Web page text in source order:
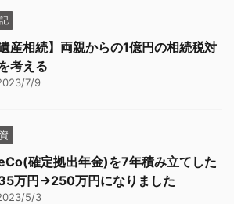
遺産相続】両親からの1億円の相続税対
考える
7/9
確定拠出年金)を7年積み立てした
万円→250万円になりました
5/3